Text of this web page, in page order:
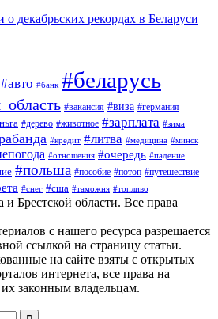
о декабрьских рекордах в Беларуси
#авто #банк #беларусь
#вакансия #виза #германия
#дерево #животное #зарплата #зима
#кредит #литва #медицина #минск
#отношения #очередь #падение
#польша #пособие #потоп #путешествие
#снег #сша #таможня #топливо
Брестской области. Все права
с нашего ресурса разрешается
ссылкой на страницу статьи.
на сайте взяты с открытых
интернета, все права на
законным владельцам.